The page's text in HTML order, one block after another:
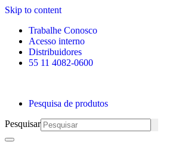
Skip to content
Trabalhe Conosco
Acesso interno
Distribuidores
55 11 4082-0600
Pesquisa de produtos
Pesquisar